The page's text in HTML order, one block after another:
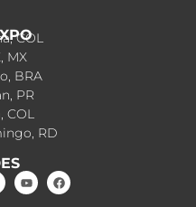
COL
MX
BRA
PR
RD